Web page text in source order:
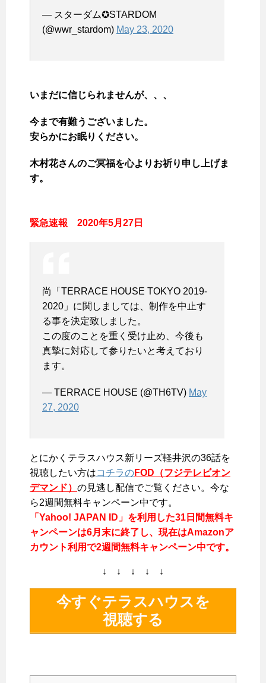
— スターダム✪STARDOM
(@wwr_stardom) May 23, 2020
いまだに信じられませんが、、、
今まで有難うございました。
安らかにお眠りください。
木村花さんのご冥福を心よりお祈り申し上げま
す。
緊急速報 2020年5月27日
尚「TERRACE HOUSE TOKYO 2019-
2020」に関しましては、制作を中止す
る事を決定致しました。
この度のことを重く受け止め、今後も
真摯に対応して参りたいと考えており
ます。
— TERRACE HOUSE (@TH6TV) May
27, 2020
とにかくテラスハウス新リーズ軽井沢の36話を
視聴したい方はコチラのFOD（フジテレビオン
デマンド） の見逃し配信でご覧ください。今な
ら2週間無料キャンペーン中です。
「Yahoo! JAPAN ID」を利用した31日間無料キ
ャンペーンは6月末に終了し、現在はAmazonア
カウント利用で2週間無料キャンペーン中です。
↓ ↓ ↓ ↓ ↓
今すぐテラスハウスを
視聴する